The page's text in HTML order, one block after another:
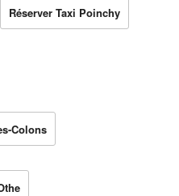
Réserver Taxi Poinchy
Colons